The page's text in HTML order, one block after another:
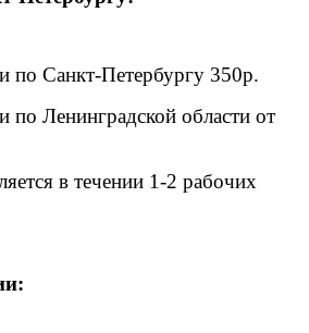
по Санкт-Петербургу 350р.
по Ленинградской области от
в течении 1-2 рабочих